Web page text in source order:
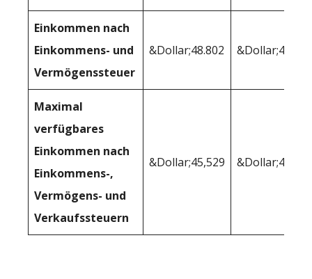
Einkommen nach
Einkommens- und
Vermögenssteuer
&Dollar;48.802 &Dollar;47,204
Maximal
verfügbares
Einkommen nach
Einkommens-,
Vermögens- und
Verkaufssteuern
&Dollar;45,529 &Dollar;45,198